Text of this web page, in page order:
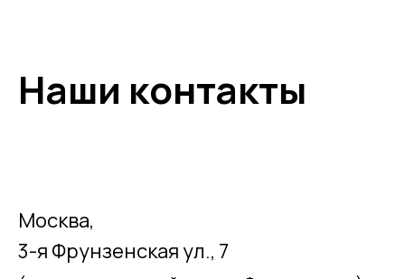
Наши контакты
Москва,
3-я Фрунзенская ул., 7